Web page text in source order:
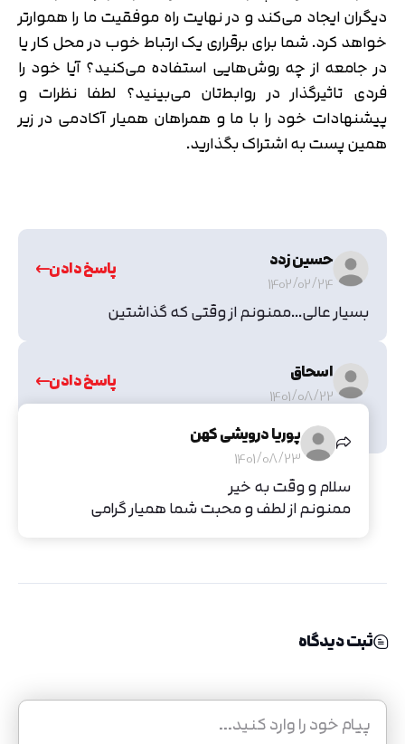
دیگران ایجاد می‌کند و در نهایت راه موفقیت ما را هموارتر
خواهد کرد. شما برای برقراری یک ارتباط خوب در محل کار یا
در جامعه از چه روش‌هایی استفاده می‌کنید؟ آیا خود را
فردی تاثیرگذار در روابط‌تان می‌بینید؟ لطفا نظرات و
پیشنهادات خود را با ما و همراهان همیار آکادمی در زیر
همین پست به اشتراک بگذارید.
حسین زدد
1402/02/24
پاسخ دادن
بسیار عالی...ممنونم از وقتی که گذاشتین
اسحاق
1401/08/22
پاسخ دادن
بسیار آموزنده بودپوریا درویشی کهن
1401/08/23
سلام و وقت به خیر
ممنونم از لطف و محبت شما همیار گرامی
ثبت دیدگاه